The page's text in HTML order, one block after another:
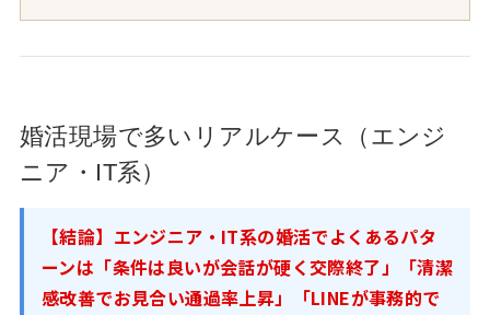
婚活現場で多いリアルケース（エンジ
ニア・IT系）
【結論】エンジニア・IT系の婚活でよくあるパタ
ーンは「条件は良いが会話が硬く交際終了」「清潔
感改善でお見合い通過率上昇」「LINEが事務的で